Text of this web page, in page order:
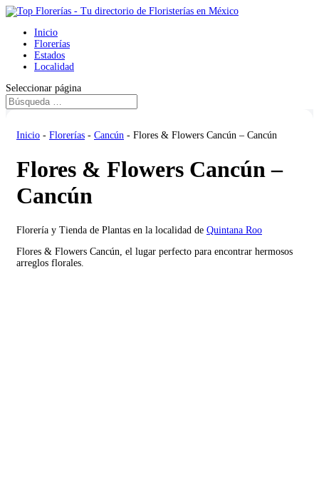
Inicio
Florerías
Estados
Localidad
Seleccionar página
Inicio - Florerías - Cancún - Flores & Flowers Cancún – Cancún
Flores & Flowers Cancún –
Cancún
Florería y Tienda de Plantas en la localidad de Quintana Roo
Flores & Flowers Cancún, el lugar perfecto para encontrar hermosos
arreglos florales.